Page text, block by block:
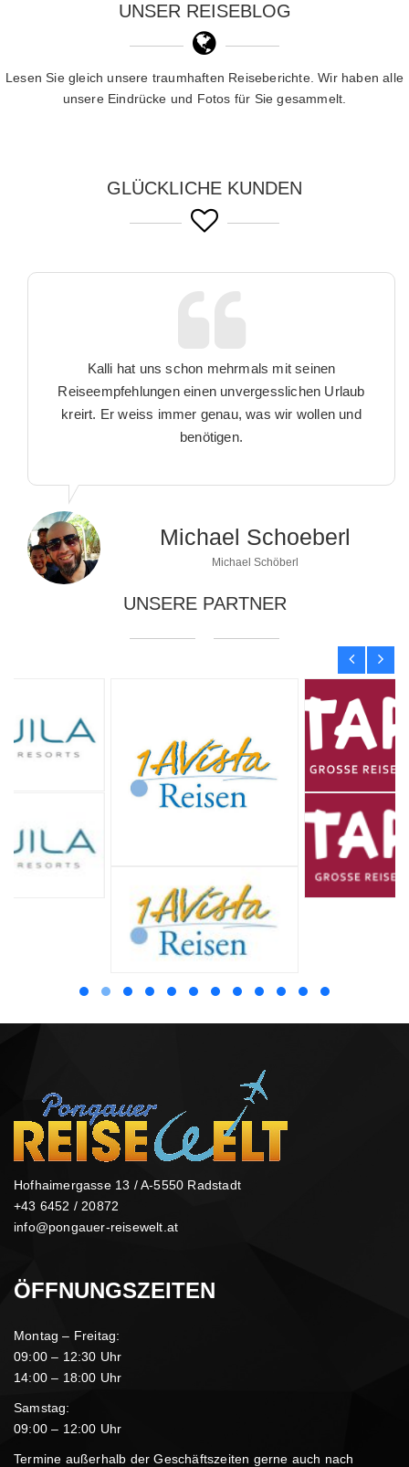
UNSER REISEBLOG
Lesen Sie gleich unsere traumhaften Reiseberichte. Wir haben alle
unsere Eindrücke und Fotos für Sie gesammelt.
GLÜCKLICHE KUNDEN
Kalli hat uns schon mehrmals mit seinen
Reiseempfehlungen einen unvergesslichen Urlaub
kreirt. Er weiss immer genau, was wir wollen und
benötigen.
Michael Schoeberl
Michael Schöberl
UNSERE PARTNER
Hofhaimergasse 13 / A-5550 Radstadt
+43 6452 / 20872
info@pongauer-reisewelt.at
ÖFFNUNGSZEITEN
Montag – Freitag:
09:00 – 12:30 Uhr
14:00 – 18:00 Uhr
Samstag:
09:00 – 12:00 Uhr
Termine außerhalb der Geschäftszeiten gerne auch nach